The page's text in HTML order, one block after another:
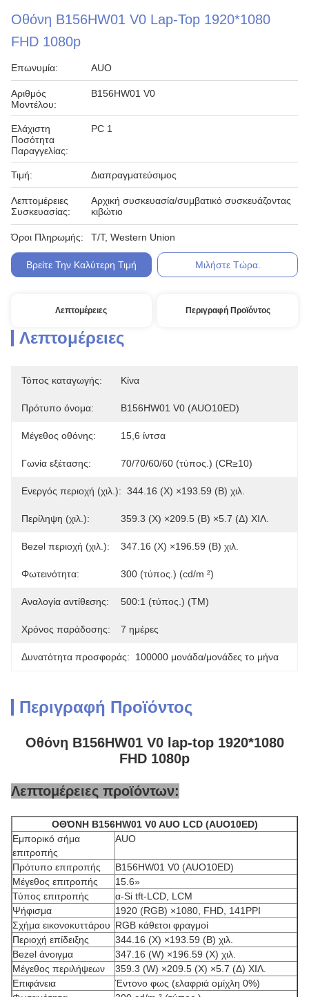
Οθόνη B156HW01 V0 Lap-Top 1920*1080
FHD 1080p
Επωνυμία: AUO
Αριθμός
Μοντέλου:
B156HW01 V0
Ελάχιστη
Ποσότητα
Παραγγελίας:
PC 1
Τιμή: Διαπραγματεύσιμος
Λεπτομέρειες
Συσκευασίας:
Αρχική συσκευασία/συμβατικό συσκευάζοντας
κιβώτιο
Όροι Πληρωμής: T/T, Western Union
Βρείτε Την Καλύτερη Τιμή Μιλήστε Τώρα.
Λεπτομέρειες Περιγραφή Προϊόντος
Λεπτομέρειες
Τόπος καταγωγής: Κίνα
Πρότυπο όνομα: B156HW01 V0 (AUO10ED)
Μέγεθος οθόνης: 15,6 ίντσα
Γωνία εξέτασης: 70/70/60/60 (τύπος.) (CR≥10)
Ενεργός περιοχή (χιλ.): 344.16 (Χ) ×193.59 (Β) χιλ.
Περίληψη (χιλ.): 359.3 (Χ) ×209.5 (Β) ×5.7 (Δ) ΧΙΛ.
Bezel περιοχή (χιλ.): 347.16 (Χ) ×196.59 (Β) χιλ.
Φωτεινότητα: 300 (τύπος.) (cd/m ²)
Αναλογία αντίθεσης: 500:1 (τύπος.) (TM)
Χρόνος παράδοσης: 7 ημέρες
Δυνατότητα προσφοράς: 100000 μονάδα/μονάδες το μήνα
Περιγραφή Προϊόντος
Οθόνη B156HW01 V0 lap-top 1920*1080
FHD 1080p
Λεπτομέρειες προϊόντων:
ΟΘΌΝΗ B156HW01 V0 AUO LCD (AUO10ED)
Εμπορικό σήμα
επιτροπής
AUO
Πρότυπο επιτροπής
B156HW01 V0 (AUO10ED)
Μέγεθος επιτροπής
15.6»
Τύπος επιτροπής
α-Si tft-LCD, LCM
Ψήφισμα
1920 (RGB) ×1080, FHD, 141PPI
Σχήμα εικονοκυττάρου RGB κάθετοι φραγμοί
Περιοχή επίδειξης
344.16 (Χ) ×193.59 (Β) χιλ.
Bezel άνοιγμα
347.16 (W) ×196.59 (Χ) χιλ.
Μέγεθος περιλήψεων
359.3 (W) ×209.5 (Χ) ×5.7 (Δ) ΧΙΛ.
Επιφάνεια
Έντονο φως (ελαφριά ομίχλη 0%)